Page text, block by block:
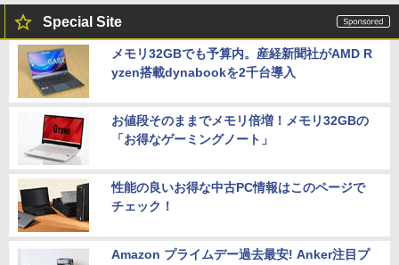
Special Site
メモリ32GBでも予算内。産経新聞社がAMD R
yzen搭載dynabookを2千台導入
お値段そのままでメモリ倍増！メモリ32GBの
「お得なゲーミングノート」
性能の良いお得な中古PC情報はこのページで
チェック！
Amazon プライムデー過去最安! Anker注目プ